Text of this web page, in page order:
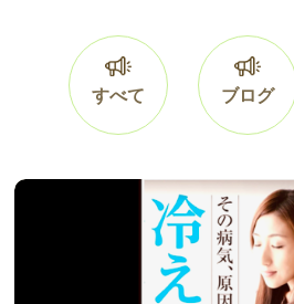
腰痛・膝痛
鍼・灸・小児鍼
冷え性改善
特殊電気施術
すべて ブログ